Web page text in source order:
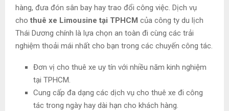
hàng, đưa đón sân bay hay trao đổi công việc. Dịch vụ
cho thuê xe Limousine tại TPHCM của công ty du lịch
Thái Dương chính là lựa chọn an toàn đi cùng các trải
nghiệm thoải mái nhất cho bạn trong các chuyến công tác.
Đơn vị cho thuê xe uy tín với nhiều năm kinh nghiệm
tại TPHCM.
Cung cấp đa dạng các dịch vụ cho thuê xe đi công
tác trong ngày hay dài hạn cho khách hàng.